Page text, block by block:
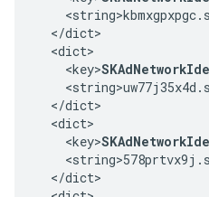
  </dict>
  <dict>
    <key>
  </dict>
  <dict>
    <key>
  </dict>